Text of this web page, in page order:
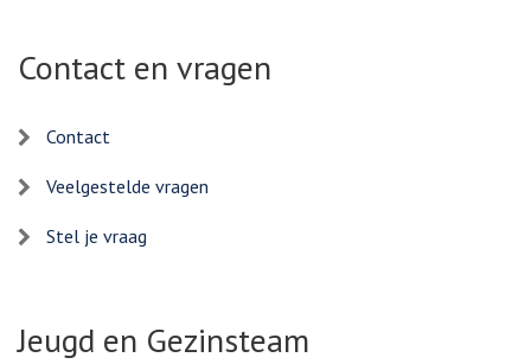
Contact en vragen
Contact
Veelgestelde vragen
Stel je vraag
Jeugd en Gezinsteam